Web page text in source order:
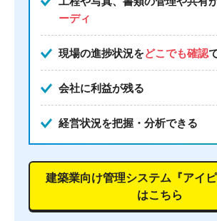
ーディ
現場の進捗状況をどこでも確認
会社に利益が残る
経営状況を把握・分析できる
建築業向け管理システム『アイ
はこちら